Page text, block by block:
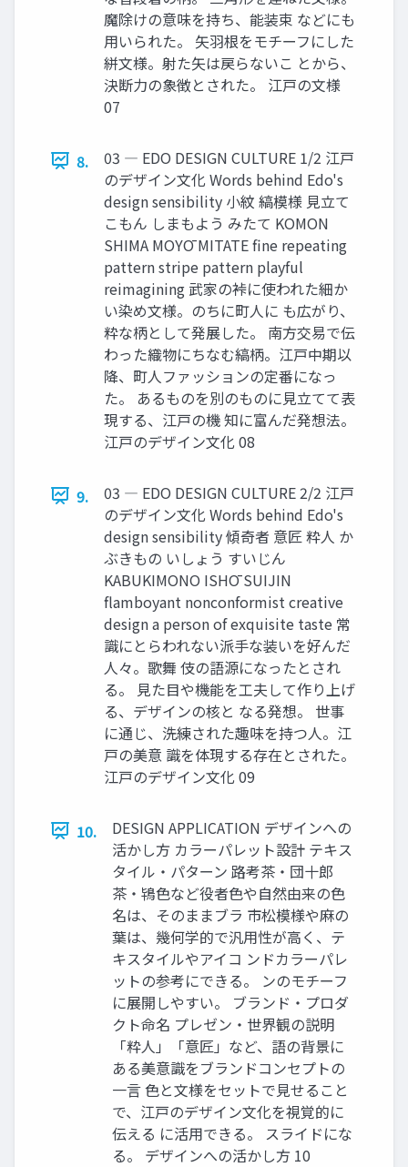
魔除けの意味を持ち、能装束 などにも
用いられた。 矢羽根をモチーフにした
絣文様。射た矢は戻らないこ とから、
決断力の象徴とされた。 江戸の文様
07
8.
03 ― EDO DESIGN CULTURE 1/2 江戸
のデザイン文化 Words behind Edo's
design sensibility 小紋 縞模様 見立て
こもん しまもよう みたて KOMON
SHIMA MOYŌ MITATE fine repeating
pattern stripe pattern playful
reimagining 武家の裃に使われた細か
い染め文様。のちに町人に も広がり、
粋な柄として発展した。 南方交易で伝
わった織物にちなむ縞柄。江戸中期以
降、町人ファッションの定番になっ
た。 あるものを別のものに見立てて表
現する、江戸の機 知に富んだ発想法。
江戸のデザイン文化 08
9.
03 ― EDO DESIGN CULTURE 2/2 江戸
のデザイン文化 Words behind Edo's
design sensibility 傾奇者 意匠 粋人 か
ぶきもの いしょう すいじん
KABUKIMONO ISHŌ SUIJIN
flamboyant nonconformist creative
design a person of exquisite taste 常
識にとらわれない派手な装いを好んだ
人々。歌舞 伎の語源になったとされ
る。 見た目や機能を工夫して作り上げ
る、デザインの核と なる発想。 世事
に通じ、洗練された趣味を持つ人。江
戸の美意 識を体現する存在とされた。
江戸のデザイン文化 09
10.
DESIGN APPLICATION デザインへの
活かし方 カラーパレット設計 テキス
タイル・パターン 路考茶・団十郎
茶・鴇色など役者色や自然由来の色
名は、そのままブラ 市松模様や麻の
葉は、幾何学的で汎用性が高く、テ
キスタイルやアイコ ンドカラーパレ
ットの参考にできる。 ンのモチーフ
に展開しやすい。 ブランド・プロダ
クト命名 プレゼン・世界観の説明
「粋人」「意匠」など、語の背景に
ある美意識をブランドコンセプトの
一言 色と文様をセットで見せること
で、江戸のデザイン文化を視覚的に
伝える に活用できる。 スライドにな
る。 デザインへの活かし方 10